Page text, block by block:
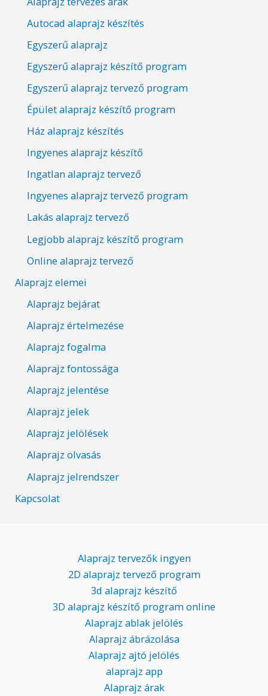
Autocad alaprajz készítés
Egyszerű alaprajz
Egyszerű alaprajz készítő program
Egyszerű alaprajz tervező program
Épület alaprajz készítő program
Ház alaprajz készítés
Ingyenes alaprajz készítő
Ingatlan alaprajz tervező
Ingyenes alaprajz tervező program
Lakás alaprajz tervező
Legjobb alaprajz készítő program
Online alaprajz tervező
Alaprajz elemei
Alaprajz bejárat
Alaprajz értelmezése
Alaprajz fogalma
Alaprajz fontossága
Alaprajz jelentése
Alaprajz jelek
Alaprajz jelölések
Alaprajz olvasás
Alaprajz jelrendszer
Kapcsolat
Alaprajz tervezők ingyen
2D alaprajz tervező program
3d alaprajz készítő
3D alaprajz készítő program online
Alaprajz ablak jelölés
Alaprajz ábrázolása
Alaprajz ajtó jelölés
alaprajz app
Alaprajz árak